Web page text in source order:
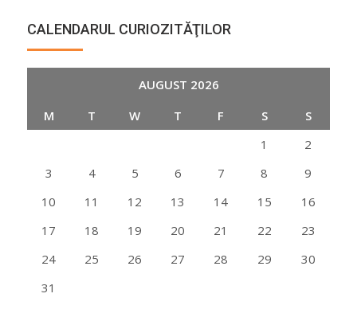
CALENDARUL CURIOZITĂŢILOR
AUGUST 2026
M
T W T F S
S
1
2
3
4 5 6 7 8
9
10
11 12 13 14 15
16
17
18 19 20 21 22
23
24
25 26 27 28 29
30
31